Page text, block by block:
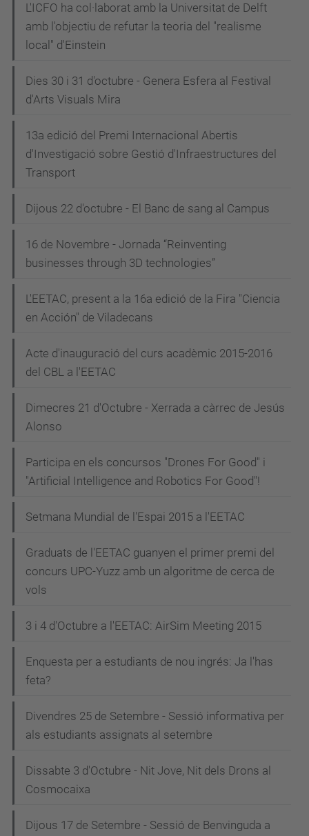
L'ICFO ha col·laborat amb la Universitat de Delft
amb l'objectiu de refutar la teoria del "realisme
local" d'Einstein
Dies 30 i 31 d'octubre - Genera Esfera al Festival
d'Arts Visuals Mira
13a edició del Premi Internacional Abertis
d'Investigació sobre Gestió d'Infraestructures del
Transport
Dijous 22 d'octubre - El Banc de sang al Campus
16 de Novembre - Jornada “Reinventing
businesses through 3D technologies”
L'EETAC, present a la 16a edició de la Fira "Ciencia
en Acción" de Viladecans
Acte d'inauguració del curs acadèmic 2015-2016
del CBL a l'EETAC
Dimecres 21 d'Octubre - Xerrada a càrrec de Jesús
Alonso
Participa en els concursos "Drones For Good" i
"Artificial Intelligence and Robotics For Good"!
Setmana Mundial de l'Espai 2015 a l'EETAC
Graduats de l'EETAC guanyen el primer premi del
concurs UPC-Yuzz amb un algoritme de cerca de
vols
3 i 4 d'Octubre a l'EETAC: AirSim Meeting 2015
Enquesta per a estudiants de nou ingrés: Ja l'has
feta?
Divendres 25 de Setembre - Sessió informativa per
als estudiants assignats al setembre
Dissabte 3 d'Octubre - Nit Jove, Nit dels Drons al
Cosmocaixa
Dijous 17 de Setembre - Sessió de Benvinguda a